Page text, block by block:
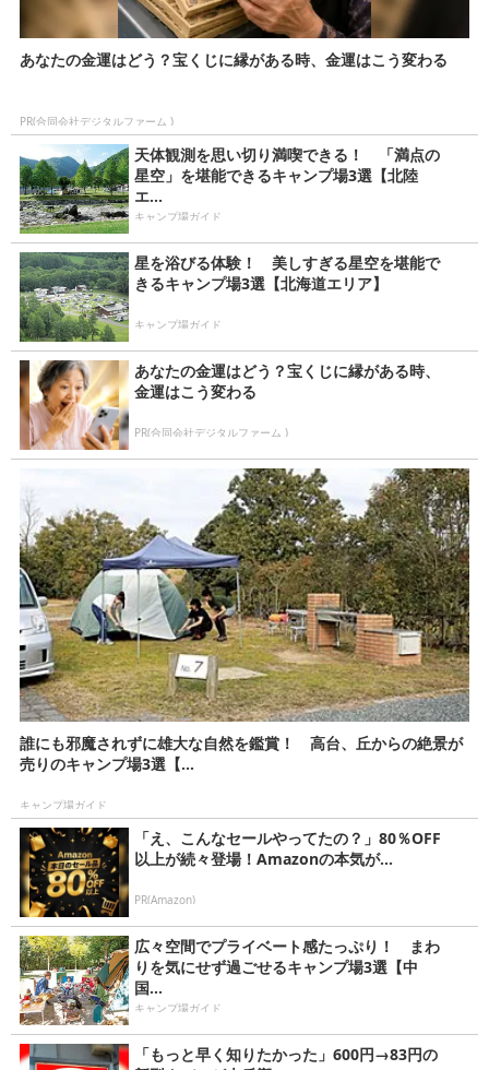
あなたの金運はどう？宝くじに縁がある時、金運はこう変わる
PR(合同会社デジタルファーム )
天体観測を思い切り満喫できる！ 「満点の
星空」を堪能できるキャンプ場3選【北陸
エ...
キャンプ場ガイド
星を浴びる体験！ 美しすぎる星空を堪能で
きるキャンプ場3選【北海道エリア】
キャンプ場ガイド
あなたの金運はどう？宝くじに縁がある時、
金運はこう変わる
PR(合同会社デジタルファーム )
誰にも邪魔されずに雄大な自然を鑑賞！ 高台、丘からの絶景が
売りのキャンプ場3選【...
キャンプ場ガイド
「え、こんなセールやってたの？」80％OFF
以上が続々登場！Amazonの本気が...
PR(Amazon)
広々空間でプライベート感たっぷり！ まわ
りを気にせず過ごせるキャンプ場3選【中
国...
キャンプ場ガイド
「もっと早く知りたかった」600円→83円の